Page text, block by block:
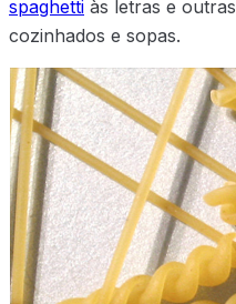
spaghetti às letras e
cozinhados e sopas.